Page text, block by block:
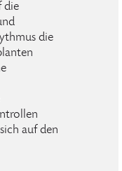
die
die
auf den